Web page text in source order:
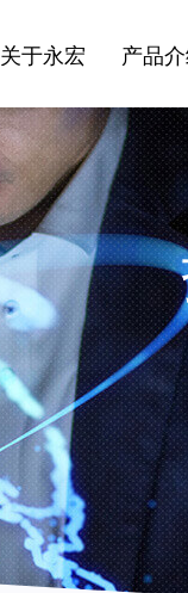
关于永宏 产品